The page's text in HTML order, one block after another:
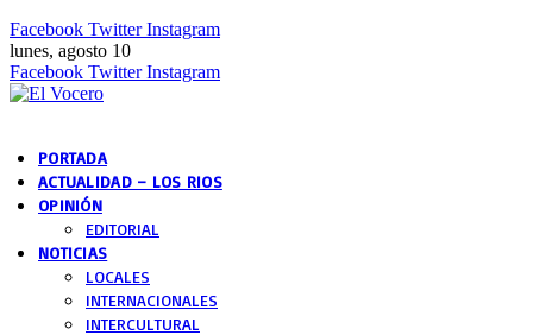
Facebook Twitter Instagram
lunes, agosto 10
Facebook Twitter Instagram
PORTADA
ACTUALIDAD – LOS RIOS
OPINIÓN
EDITORIAL
NOTICIAS
LOCALES
INTERNACIONALES
INTERCULTURAL